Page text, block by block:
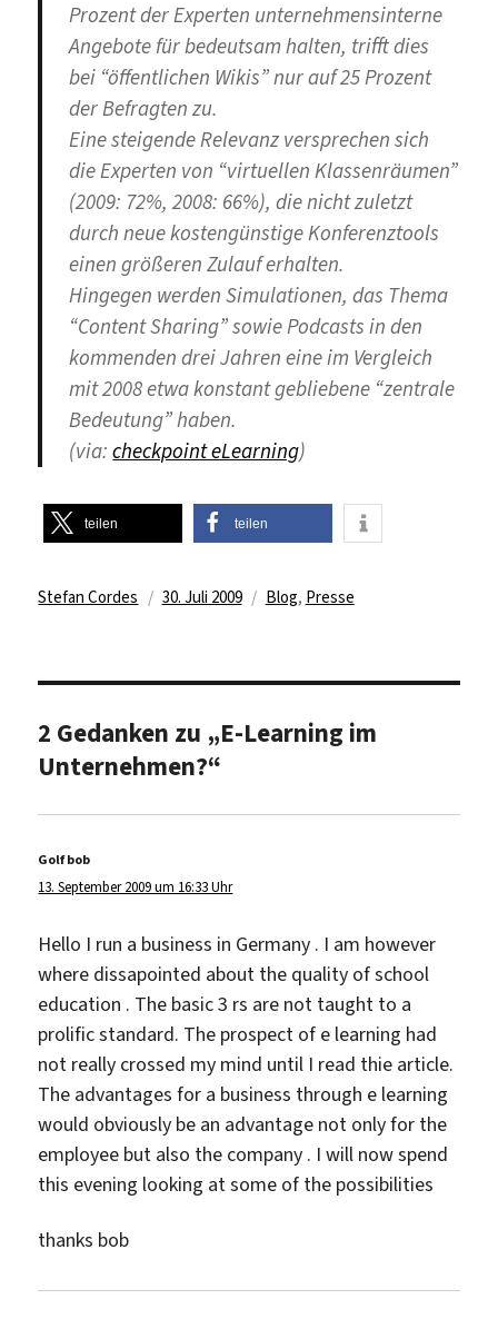
Prozent der Experten unternehmensinterne
Angebote für bedeutsam halten, trifft dies
bei “öffentlichen Wikis” nur auf 25 Prozent
der Befragten zu.
Einesteigende Relevanz versprechen sich
die Experten von “virtuellen Klassenräumen”
(2009: 72%, 2008: 66%), die nicht zuletzt
durch neue kostengünstige Konferenztools
einen größeren Zulauf erhalten.
Hingegen werden Simulationen, das Thema
“Content Sharing” sowie Podcasts in den
kommenden drei Jahren eine im Vergleich
mit 2008 etwa konstant gebliebene “zentrale
Bedeutung” haben.
(via:checkpoint eLearning)
teilen teilen
Autor
Stefan Cordes
Veröffentlicht
30. Juli 2009 Kategorien
Blog, Presse
2 Gedanken zu „E-Learning im
Unternehmen?“
Golf bob
13. September 2009 um 16:33 Uhr
Hello I run a business in Germany . I am however
where dissapointed about the quality of school
education . The basic 3 rs are not taught to a
prolific standard. The prospect of e learning had
not really crossed my mind until I read thie article.
The advantages for a business through e learning
would obviously be an advantage not only for the
employee but also the company . I will now spend
this evening looking at some of the possibilities
thanks bob